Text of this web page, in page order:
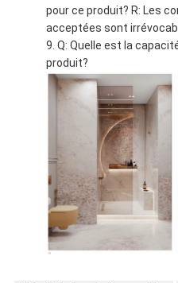
pour ce produit? R: Les
acceptées sont
Q: Quelle est la
produit?